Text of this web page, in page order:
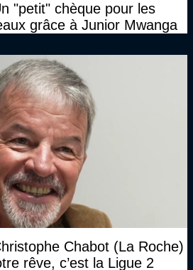
"petit" chèque pour les
grâce à Junior Mwanga
Chabot (La Roche)
rêve, c’est la Ligue 2